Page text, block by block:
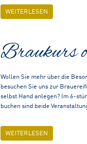
WEITERLESEN
Braukurs
Wollen Sie mehr über die
besuchen Sie uns zur
selbst Hand anlegen? Im 6-
buchen sind beide
WEITERLESEN